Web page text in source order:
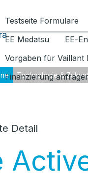
Testseite Formulare
EE Medatsu
EE-
Vorgaben für Vaillant
Finanzierung
Technologie &
Detail